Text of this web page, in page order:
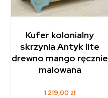
Kufer kolonialny
skrzynia Antyk lite
drewno mango ręcznie
malowana
1.219,00 zł